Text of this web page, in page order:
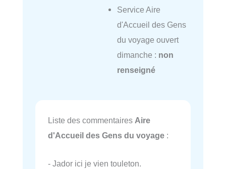
Service Aire
d'Accueil des Gens
du voyage ouvert
dimanche : non
renseigné
Liste des commentaires Aire
d'Accueil des Gens du voyage :
- Jador ici je vien touleton.